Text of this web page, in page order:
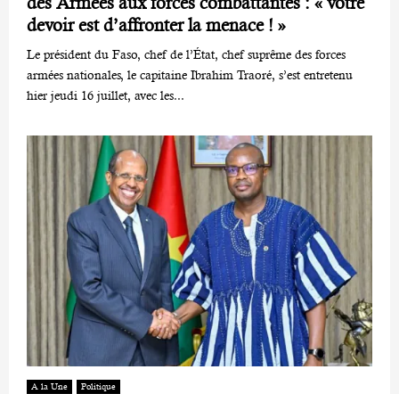
devoir est d’affronter la menace ! »
Le président du Faso, chef de l’État, chef suprême des forces
armées nationales, le capitaine Ibrahim Traoré, s’est entretenu
hier jeudi 16 juillet, avec les...
A la Une Politique